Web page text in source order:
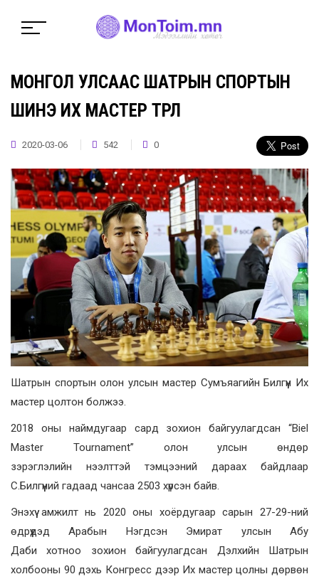
МОНГОЛ УЛСААС ШАТРЫН СПОРТЫН
ШИНЭ ИХ МАСТЕР ТӨРЛӨӨ
2020-03-06 542 0
Шатрын спортын олон улсын мастер Сумъяагийн Билгүүн Их
мастер цолтон болжээ.
2018 оны наймдугаар сард зохион байгуулагдсан “Biel
Master Tournament” олон улсын өндөр
зэрэглэлийн нээлттэй тэмцээний дараах байдлаар
С.Билгүүний гадаад чансаа 2503 хүрсэн байв.
Энэхүү амжилт нь 2020 оны хоёрдугаар сарын 27-29-ний
өдрүүдэд Арабын Нэгдсэн Эмират улсын Абу
Даби хотноо зохион байгуулагдсан Дэлхийн Шатрын
холбооны 90 дэхь Конгресс дээр Их мастер цолны дөрвөн